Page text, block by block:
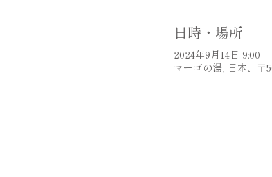
日時・場所
2024年9月14日 9:00 –
マーゴの湯, 日本、〒